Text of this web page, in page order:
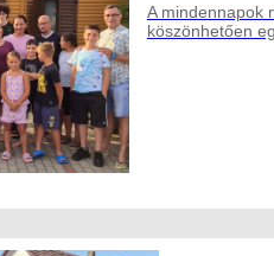
A mindennapok
köszönhetően